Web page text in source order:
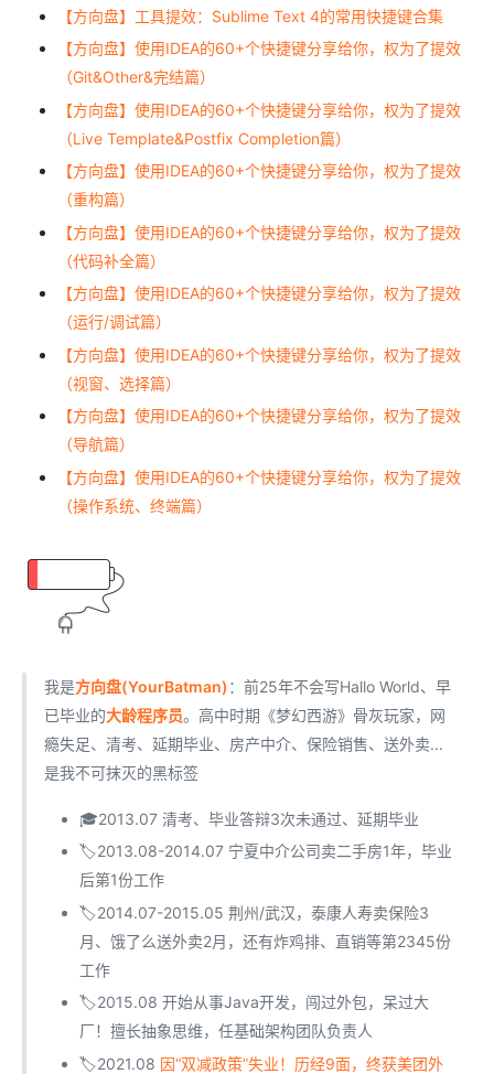
【方向盘】工具提效：Sublime Text 4的常用快捷键合集
【方向盘】使用IDEA的60+个快捷键分享给你，权为了提效
（Git&Other&完结篇）
【方向盘】使用IDEA的60+个快捷键分享给你，权为了提效
（Live Template&Postfix Completion篇）
【方向盘】使用IDEA的60+个快捷键分享给你，权为了提效
（重构篇）
【方向盘】使用IDEA的60+个快捷键分享给你，权为了提效
（代码补全篇）
【方向盘】使用IDEA的60+个快捷键分享给你，权为了提效
（运行/调试篇）
【方向盘】使用IDEA的60+个快捷键分享给你，权为了提效
（视窗、选择篇）
【方向盘】使用IDEA的60+个快捷键分享给你，权为了提效
（导航篇）
【方向盘】使用IDEA的60+个快捷键分享给你，权为了提效
（操作系统、终端篇）
我是方向盘(YourBatman) ：前25年不会写Hallo World、早
已毕业的大龄程序员。高中时期《梦幻西游》骨灰玩家，网
瘾失足、清考、延期毕业、房产中介、保险销售、送外卖...
是我不可抹灭的黑标签
🎓2013.07 清考、毕业答辩3次未通过、延期毕业
🏷2013.08-2014.07 宁夏中介公司卖二手房1年，毕业
后第1份工作
️️🏷2014.07-2015.05 荆州/武汉，泰康人寿卖保险3
月、饿了么送外卖2月，还有炸鸡排、直销等第2345份
工作
🏷2015.08 开始从事Java开发，闯过外包，呆过大
厂！擅长抽象思维，任基础架构团队负责人
🏷2021.08 因“双减政策”失业！历经9面，终获美团外